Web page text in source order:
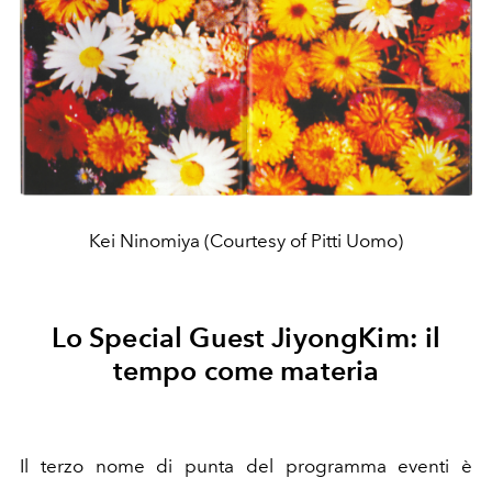
Kei Ninomiya (Courtesy of Pitti Uomo)
Lo Special Guest JiyongKim: il
tempo come materia
Il terzo nome di punta del programma eventi è